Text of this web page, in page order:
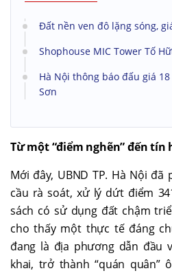
Đất nền ven đô lặng sóng,
Shophouse MIC Tower Tố
Hà Nội thông báo đấu giá
Sơn
Từ một “điểm nghẽn” đến tín
Mới đây, UBND TP. Hà Nội đã
cầu rà soát, xử lý dứt điểm
sách có sử dụng đất chậm
cho thấy một thực tế đáng
đang là địa phương dẫn đầu
khai, trở thành “quán